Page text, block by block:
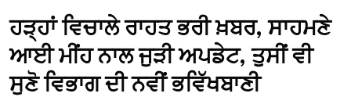
ਹੜ੍ਹਾਂ ਵਿਚਾਲੇ ਰਾਹਤ ਭਰੀ ਖ਼ਬਰ, ਸਾਹਮਣੇ
ਆਈ ਮੀਂਹ ਨਾਲ ਜੁੜੀ ਅਪਡੇਟ, ਤੁਸੀਂ ਵੀ
ਸੁਣੋ ਵਿਭਾਗ ਦੀ ਨਵੀਂ ਭਵਿੱਖਬਾਣੀ